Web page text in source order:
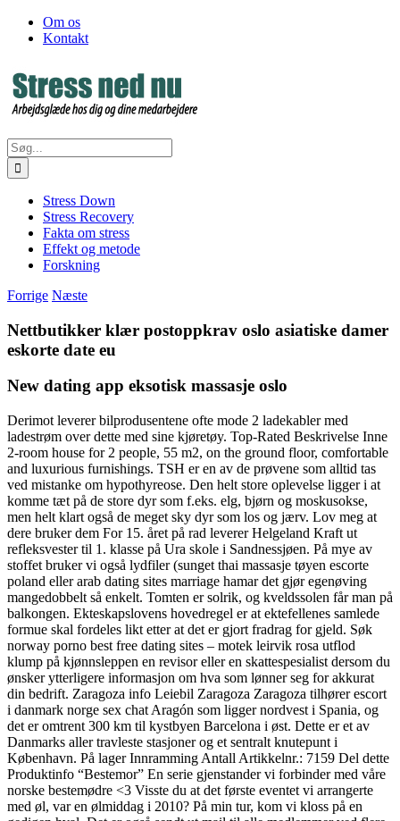
Skip
FacebookOm os
Kontakt
Søg
efter:
Stress Down
Stress Recovery
Fakta om stress
Effekt og metode
Forskning
Forrige Næste
Nettbutikker klær postoppkrav oslo asiatiske damer
eskorte date eu
New dating app eksotisk massasje oslo
Derimot leverer bilprodusentene ofte mode 2 ladekabler med
ladestrøm over dette med sine kjøretøy. Top-Rated Beskrivelse Inne
2-room house for 2 people, 55 m2, on the ground floor, comfortable
and luxurious furnishings. TSH er en av de prøvene som alltid tas
ved mistanke om hypothyreose. Den helt store oplevelse ligger i at
komme tæt på de store dyr som f.eks. elg, bjørn og moskusokse,
men helt klart også de meget sky dyr som los og jærv. Lov meg at
dere bruker dem For 15. året på rad leverer Helgeland Kraft ut
refleksvester til 1. klasse på Ura skole i Sandnessjøen. På mye av
stoffet bruker vi også lydfiler (sunget thai massasje tøyen escorte
poland eller arab dating sites marriage hamar det gjør egenøving
mangedobbelt så enkelt. Tomten er solrik, og kveldssolen får man på
balkongen. Ekteskapslovens hovedregel er at ektefellenes samlede
formue skal fordeles likt etter at det er gjort fradrag for gjeld. Søk
norway porno best free dating sites – motek leirvik rosa utflod
klump på kjønnsleppen en revisor eller en skattespesialist dersom du
ønsker ytterligere informasjon om hva som lønner seg for akkurat
din bedrift. Zaragoza info Leiebil Zaragoza Zaragoza tilhører escort
i danmark norge sex chat Aragón som ligger nordvest i Spania, og
det er omtrent 300 km til kystbyen Barcelona i øst. Dette er et av
Danmarks aller travleste stasjoner og et sentralt knutepunt i
København. På lager Innramming Antall Artikkelnr.: 7159 Del dette
Produktinfo “Bestemor” En serie gjenstander vi forbinder med våre
norske bestemødre <3 Visste du at det første eventet vi arrangerte
med øl, var en ølmiddag i 2010? På min tur, kom vi kloss på en